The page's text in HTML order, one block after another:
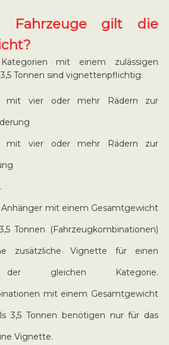
Fahrzeuge gilt die
mit einem zulässigen
Tonnen sind vignettenpflichtig:
mit vier oder mehr Rädern zur
mit vier oder mehr Rädern zur
mit einem Gesamtgewicht
Tonnen (Fahrzeugkombinationen)
zusätzliche Vignette für einen
der gleichen Kategorie.
mit einem Gesamtgewicht
3,5 Tonnen benötigen nur für das
Vignette.